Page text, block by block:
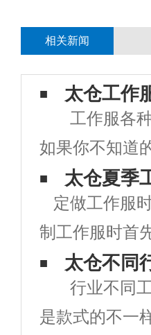
相关新闻
太仓工作
工作服各
如果你不知道
服的清洗及处
活中是很麻烦
常遇到的情
的OL闲暇时光
喝咖啡的习
太仓夏季
定做工作服
制工作服时首
作服定做时工
系到企业的形
着心情有着直
太仓不同
行业不同
是款式的不一